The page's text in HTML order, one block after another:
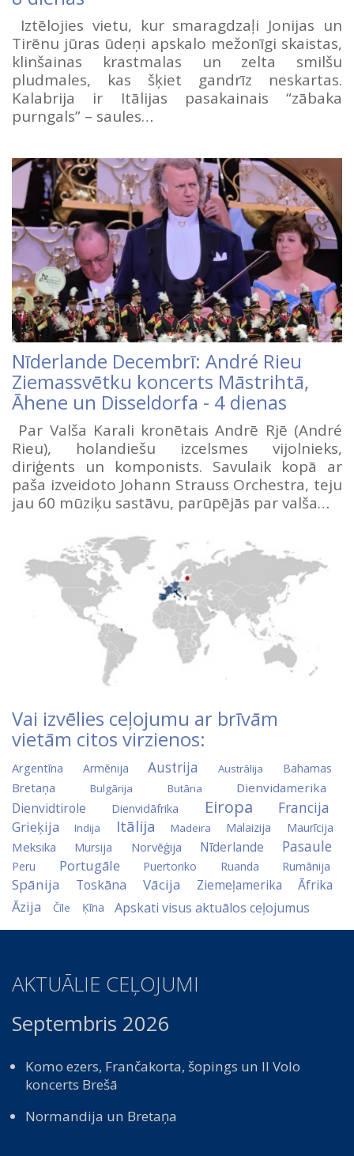
Iztēlojies vietu, kur smaragdzaļi Jonijas un
Tirēnu jūras ūdeņi apskalo mežonīgi skaistas,
klinšainas krastmalas un zelta smilšu
pludmales, kas šķiet gandrīz neskartas.
Kalabrija ir Itālijas pasakainais “zābaka
purngals” – saules…
Nīderlande Decembrī: André Rieu
Ziemassvētku koncerts Māstrihtā,
Āhene un Disseldorfa - 4 dienas
Par Valša Karali kronētais Andrē Rjē (André
Rieu), holandiešu izcelsmes vijolnieks,
diriģents un komponists. Savulaik kopā ar
paša izveidoto Johann Strauss Orchestra, teju
jau 60 mūziķu sastāvu, parūpējās par valša…
Vai izvēlies ceļojumu ar brīvām
vietām citos virzienos:
Argentīna Armēnija Austrija Austrālija Bahamas
Bretaņa Bulgārija Butāna Dienvidamerika
Dienvidtirole Dienvidāfrika Eiropa Francija
Grieķija Indija Itālija Madeira Malaizija Maurīcija
Meksika Mursija Norvēģija Nīderlande Pasaule
Peru Portugāle Puertoriko Ruanda Rumānija
Spānija Toskāna Vācija Ziemeļamerika Āfrika
Āzija Čīle Ķīna Apskati visus aktuālos ceļojumus
AKTUĀLIE CEĻOJUMI
Septembris 2026
Komo ezers, Frančakorta, šopings un Il Volo
koncerts Brešā
Normandija un Bretaņa